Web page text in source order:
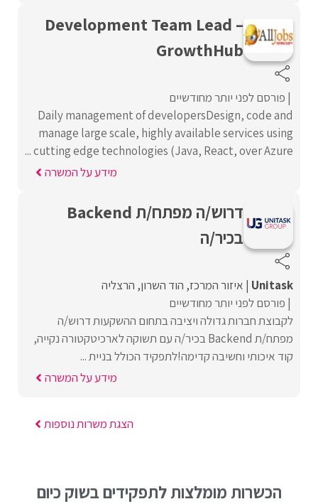
Development Team Lead –
GrowthHub
פורסם לפני יותר מחודשיים
Daily management of developersDesign, code and
manage large scale, highly available services using
cutting edge technologies (Java, React, over Azure ...
מידע על המשרה
דרוש/ה מפתח/ת Backend
בכיר/ה
Unitask איזור המרכז הוד השרון הרצליה
פורסם לפני יותר מחודשיים
לקבוצת חברות גדולה ויציבה בתחום ההשקעות דרוש/ה
מפתח/ת Backend בכיר/ה עם תשוקה לארכיטקטורה נקייה,
קוד איכותי וחשיבה קדימה!לתפקיד הכולל בניית ...
מידע על המשרה
הצגת משרות נוספות
הכשרות מומלצות לתפקידים בשוק כיום